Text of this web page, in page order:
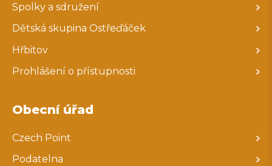
Spolky a sdružení
Dětská skupina Ostřeďáček
Hřbitov
Prohlášení o přístupnosti
Obecní úřad
Czech Point
Podatelna